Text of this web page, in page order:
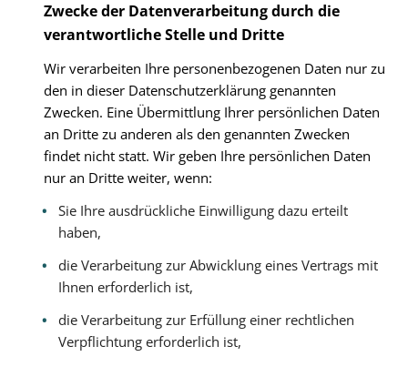
Zwecke der Datenverarbeitung durch die
verantwortliche Stelle und Dritte
Wir verarbeiten Ihre personenbezogenen Daten nur zu
den in dieser Datenschutzerklärung genannten
Zwecken. Eine Übermittlung Ihrer persönlichen Daten
an Dritte zu anderen als den genannten Zwecken
findet nicht statt. Wir geben Ihre persönlichen Daten
nur an Dritte weiter, wenn:
Sie Ihre ausdrückliche Einwilligung dazu erteilt
haben,
die Verarbeitung zur Abwicklung eines Vertrags mit
Ihnen erforderlich ist,
die Verarbeitung zur Erfüllung einer rechtlichen
Verpflichtung erforderlich ist,